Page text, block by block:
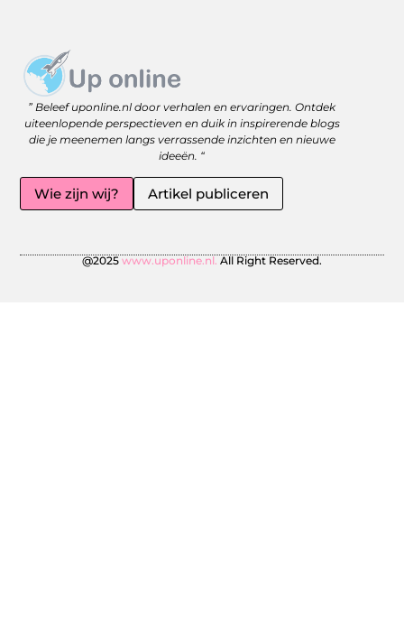
” Beleef uponline.nl door verhalen en ervaringen. Ontdek
uiteenlopende perspectieven en duik in inspirerende blogs
die je meenemen langs verrassende inzichten en nieuwe
ideeën. “
Wie zijn wij? Artikel publiceren
@2025 www.uponline.nl. All Right Reserved.